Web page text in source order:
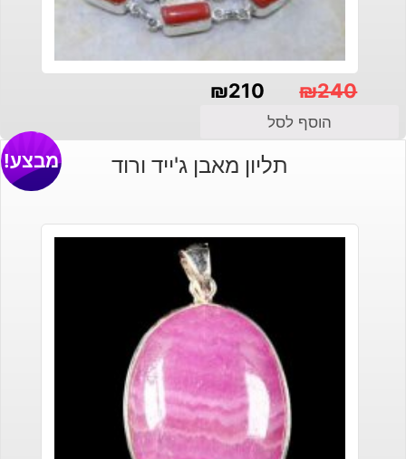
₪240
המקורי
₪210
הנוכחי
הוסף לסל
תליון מאבן ג'ייד ורוד מבצע!